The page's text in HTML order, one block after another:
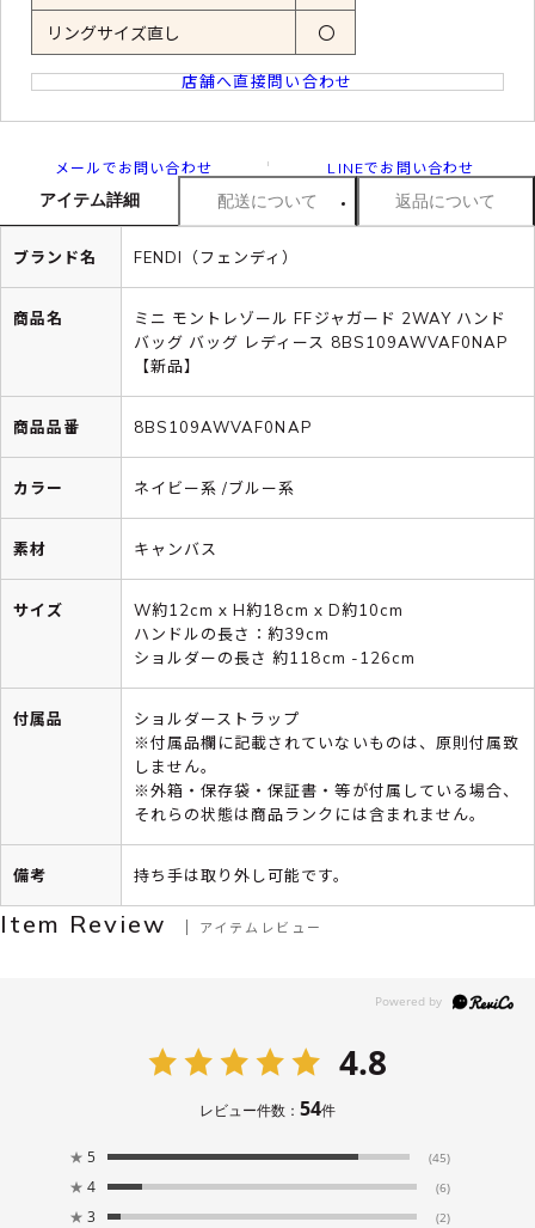
リングサイズ直し 〇
店舗へ直接問い合わせ
メールでお問い合わせ LINEでお問い合わせ
アイテム詳細 配送について 返品について
ブランド名 FENDI（フェンディ）
商品名
ミニ モントレゾール FFジャガード 2WAY ハンド
バッグ バッグ レディース 8BS109AWVAF0NAP
【新品】
商品品番 8BS109AWVAF0NAP
カラー ネイビー系 /ブルー系
素材 キャンバス
サイズ
W約12cm x H約18cm x D約10cm
ハンドルの長さ：約39cm
ショルダーの長さ 約118cm -126cm
付属品
ショルダーストラップ
※付属品欄に記載されていないものは、原則付属致
しません。
※外箱・保存袋・保証書・等が付属している場合、
それらの状態は商品ランクには含まれません。
備考 持ち手は取り外し可能です。
Item Review アイテムレビュー
4.8
レビュー件数： 54件
★ 5 (45)
★ 4 (6)
★ 3 (2)